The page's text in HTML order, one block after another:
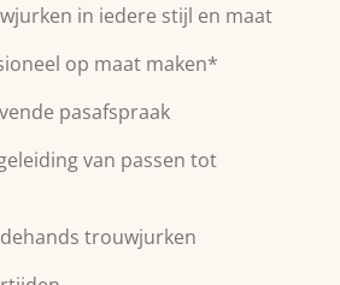
in iedere stijl en maat
op maat maken*
pasafspraak
van passen tot
trouwjurken